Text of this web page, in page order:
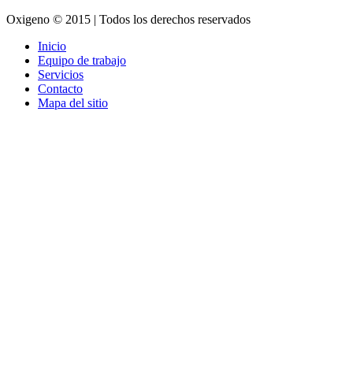
Oxigeno © 2015 | Todos los derechos reservados
Inicio
Equipo de trabajo
Servicios
Contacto
Mapa del sitio